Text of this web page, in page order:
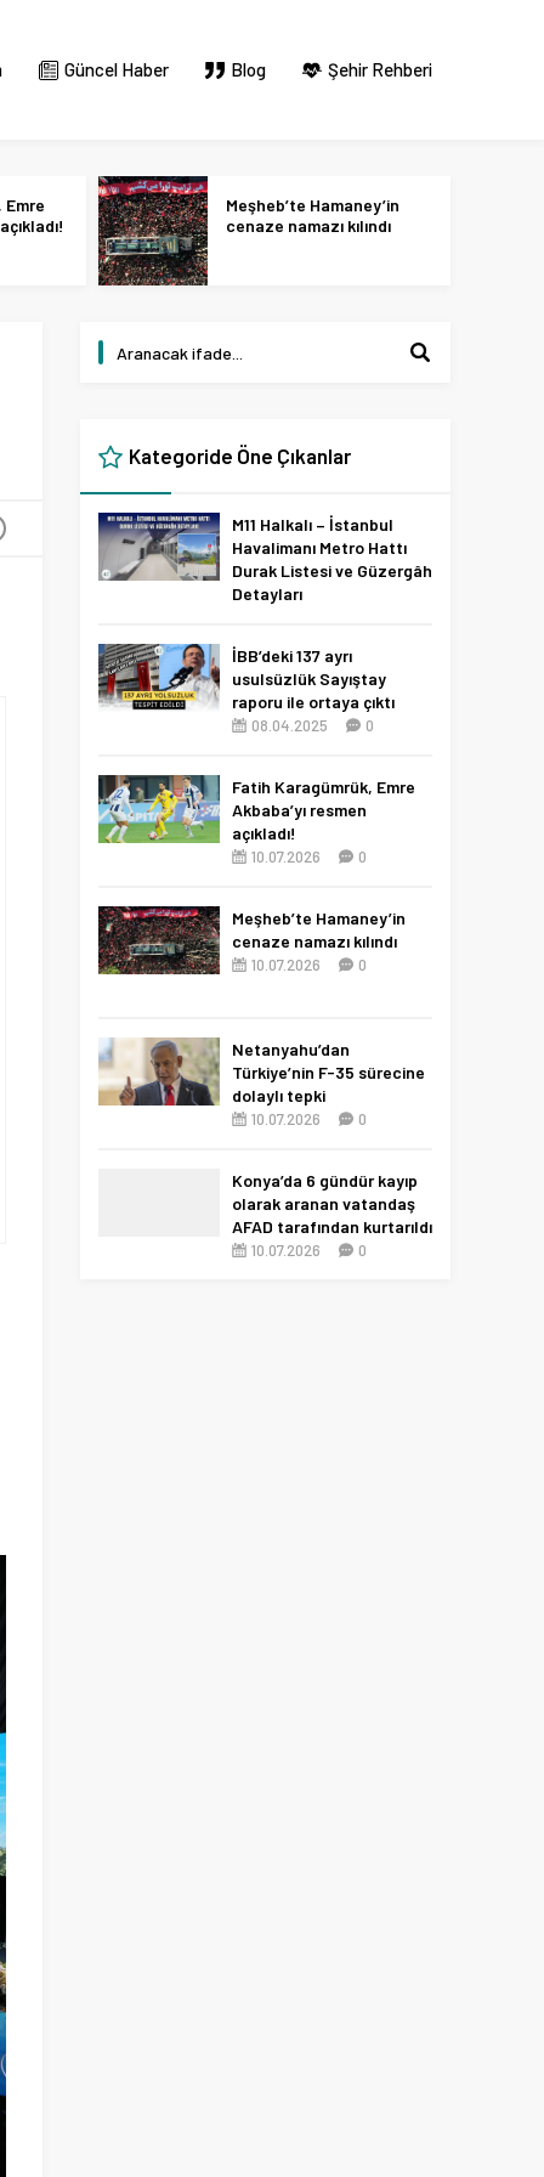
Güncel Haber Blog Şehir Rehberi
Meşheb’te Hamaney’in
cenaze namazı kılındı
Kategoride Öne Çıkanlar
M11 Halkalı – İstanbul
Havalimanı Metro Hattı
Durak Listesi ve Güzergâh
Detayları
İBB’deki 137 ayrı
usulsüzlük Sayıştay
raporu ile ortaya çıktı
08.04.2025 0
Fatih Karagümrük, Emre
Akbaba’yı resmen
açıkladı!
10.07.2026 0
Meşheb’te Hamaney’in
cenaze namazı kılındı
10.07.2026 0
Netanyahu’dan
Türkiye’nin F-35 sürecine
dolaylı tepki
10.07.2026 0
Konya’da 6 gündür kayıp
olarak aranan vatandaş
AFAD tarafından kurtarıldı
10.07.2026 0